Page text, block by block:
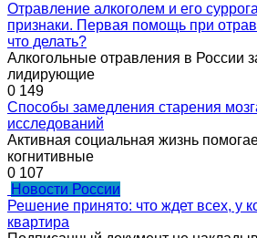
Отравление алкоголем и его
признаки. Первая помощь при
что делать?
Алкогольные отравления в России
лидирующие
0 149
Способы замедления старения
исследований
Активная социальная жизнь
когнитивные
0 107
Новости России
Решение принято: что ждет всех, у
квартира